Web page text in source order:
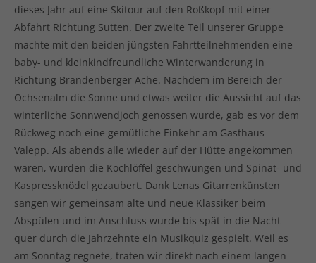
dieses Jahr auf eine Skitour auf den Roßkopf mit einer
Abfahrt Richtung Sutten. Der zweite Teil unserer Gruppe
machte mit den beiden jüngsten Fahrtteilnehmenden eine
baby- und kleinkindfreundliche Winterwanderung in
Richtung Brandenberger Ache. Nachdem im Bereich der
Ochsenalm die Sonne und etwas weiter die Aussicht auf das
winterliche Sonnwendjoch genossen wurde, gab es vor dem
Rückweg noch eine gemütliche Einkehr am Gasthaus
Valepp. Als abends alle wieder auf der Hütte angekommen
waren, wurden die Kochlöffel geschwungen und Spinat- und
Kaspressknödel gezaubert. Dank Lenas Gitarrenkünsten
sangen wir gemeinsam alte und neue Klassiker beim
Abspülen und im Anschluss wurde bis spät in die Nacht
quer durch die Jahrzehnte ein Musikquiz gespielt. Weil es
am Sonntag regnete, traten wir direkt nach einem langen